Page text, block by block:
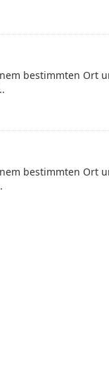
bestimmten Ort
bestimmten Ort